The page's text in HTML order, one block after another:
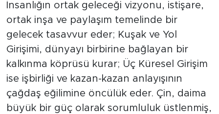
İnsanlığın ortak geleceği vizyonu, istişare,
ortak inşa ve paylaşım temelinde bir
gelecek tasavvur eder; Kuşak ve Yol
Girişimi, dünyayı birbirine bağlayan bir
kalkınma köprüsü kurar; Üç Küresel Girişim
ise işbirliği ve kazan-kazan anlayışının
çağdaş eğilimine öncülük eder. Çin, daima
büyük bir güç olarak sorumluluk üstlenmiş,